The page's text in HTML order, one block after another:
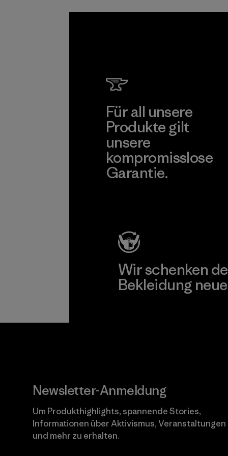
Für all unsere
Produkte gilt
unsere
kompromisslose
Garantie.
Wir schenken
Bekleidung
Newsletter-Anmeldung
Um Produkthighlights, spannende Stories,
Informationen über Aktivismus, Veranstaltungen
und mehr zu erhalten.